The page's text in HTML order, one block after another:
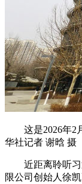
这是2026年2
华社记者 谢晗 摄
近距离聆听
限公司创始人徐